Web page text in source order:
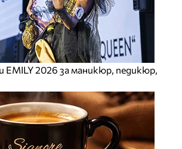
EMILY 2026 за маникюр, педикюр,